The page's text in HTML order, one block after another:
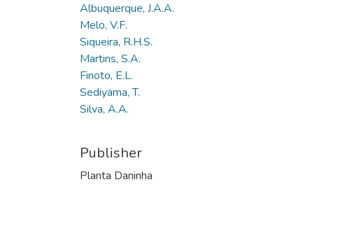
Albuquerque, J.A.A.
Melo, V.F.
Siqueira, R.H.S.
Martins, S.A.
Finoto, E.L.
Sediyama, T.
Silva, A.A.
Publisher
Planta Daninha